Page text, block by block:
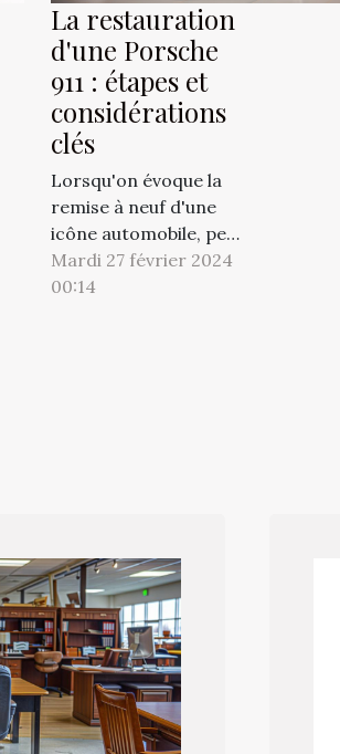
La restauration
d'une Porsche
911 : étapes et
considérations
clés
Lorsqu'on évoque la
remise à neuf d'une
icône automobile, peu
de modèles suscitent
autant d'enthousiasme
Mardi 27 février 2024
00:14